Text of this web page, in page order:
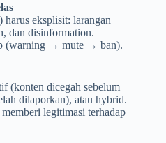
eksplisit: larangan
dan disinformation.
(warning → mute → ban).
(konten dicegah sebelum
dilaporkan), atau hybrid.
legitimasi terhadap